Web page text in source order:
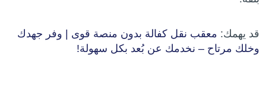
قد يهمك: معقب نقل كفالة بدون منصة قوى | وفر جهدك
وخلك مرتاح – نخدمك عن بُعد بكل سهولة!